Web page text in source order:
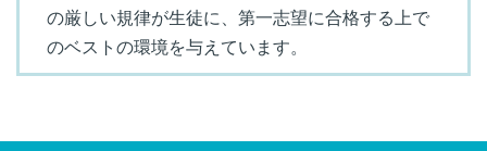
の厳しい規律が生徒に、第一志望に合格する上で
のベストの環境を与えています。